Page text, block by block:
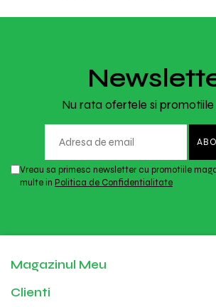
Nu rata ofertele si
Vreau sa primesc newsletter cu promotiile
multe in Politica de Confidentialitate
Magazinul Meu
Clienti